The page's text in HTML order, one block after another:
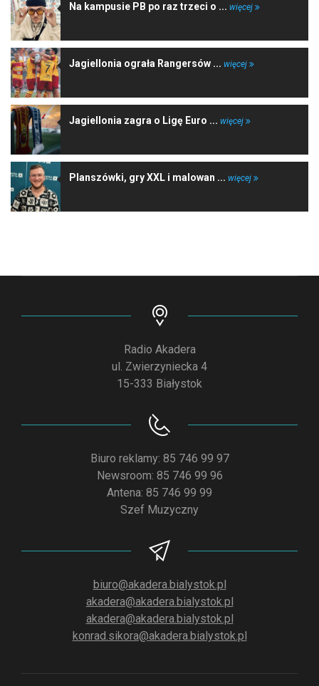
Na kampusie PB po raz trzeci o ... więcej
Jagiellonia ograła Rangersów ... więcej
Jagiellonia zagra o Ligę Euro ... więcej
Planszówki, gry XXL i malowan ... więcej
Radio Akadera
ul. Zwierzyniecka 4
15-333 Białystok
Biuro reklamy: 85 746 99 97
Newsroom: 85 746 99 96
Antena: 85 746 99 99
Szef Muzyczny
biuro@akadera.bialystok.pl
akadera@akadera.bialystok.pl
akadera@akadera.bialystok.pl
konrad.sikora@akadera.bialystok.pl